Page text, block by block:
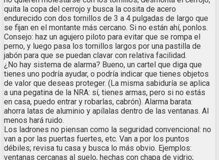
quita la copa del cerrojo y busca la cosita de acero
endurecido con dos tornillos de 3 a 4 pulgadas de largo que
se fijan en el montante más cercano. Si no están ahí, ponlos.
Consejo: haz un agujero piloto para evitar que se rompa el
perno, y luego pasa los tornillos largos por una pastilla de
jabón para que se puedan clavar con relativa facilidad.
¿No hay sistema de alarma? Bueno, un cartel que diga que
tienes uno podría ayudar, o podría indicar que tienes objetos
de valor que deseas proteger. (La misma sabiduría se aplica
a una pegatina de la NRA: sí, tienes armas, pero si no estás
en casa, puedo entrar y robarlas, cabrón). Alarma barata:
ahorra latas de aluminio y apílalas dentro de las ventanas. Al
menos hará ruido.
Los ladrones no piensan como la seguridad convencional: no
van a por las puertas fuertes, etc. Van a por los puntos
débiles; revisa tu casa y busca lo más obvio. Ejemplos:
ventanas cercanas al suelo, hechas con chapa de vidrio;